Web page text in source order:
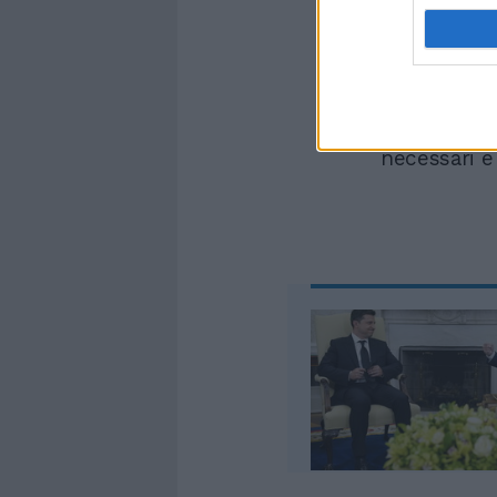
per non
l'ha
bisogna
necessari